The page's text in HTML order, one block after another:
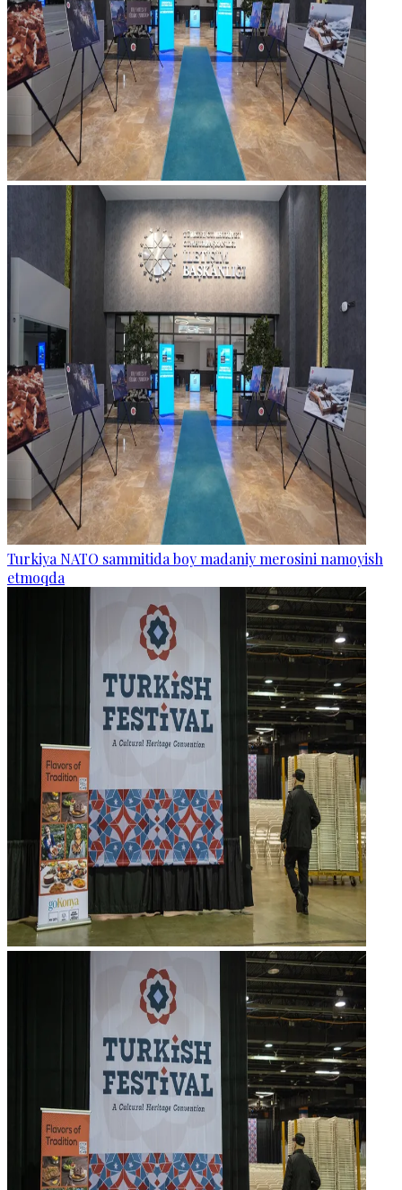
Turkiya NATO sammitida boy madaniy merosini namoyish
etmoqda